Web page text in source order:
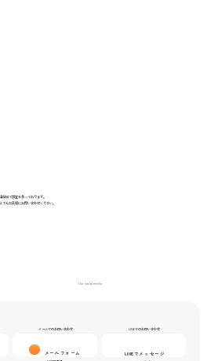
全域で調査を承っております。
でもお気軽にお問い合わせください。
Our social media
メールでのお問い合わせ
メールフォーム
LINEでのお問い合わせ
LINEでメッセージ